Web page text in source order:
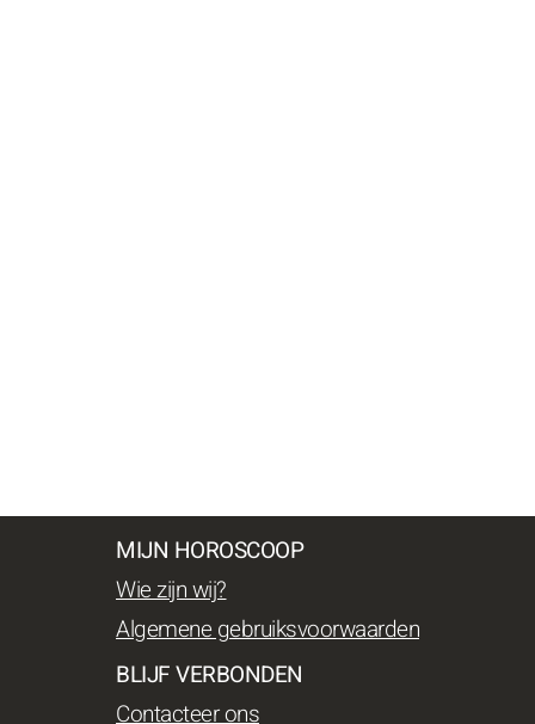
MIJN HOROSCOOP
Wie zijn wij?
Algemene gebruiksvoorwaarden
BLIJF VERBONDEN
Contacteer ons